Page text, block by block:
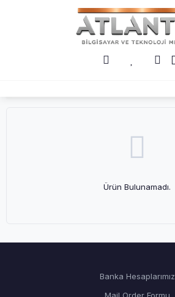
Ürün Bulunamadı.
Banka Hesaplarımız